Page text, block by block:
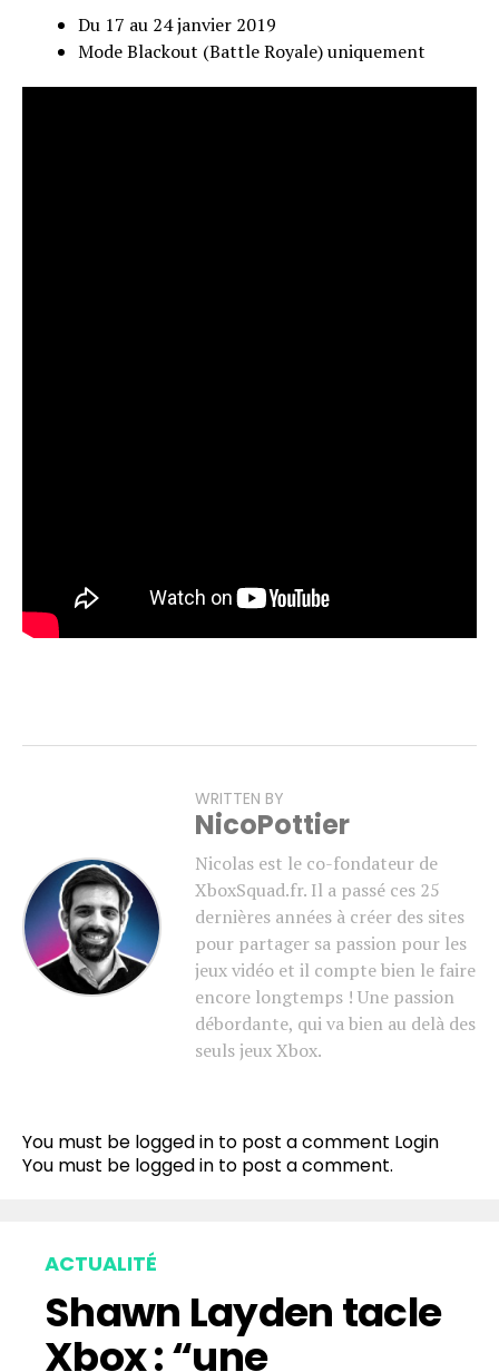
Du 17 au 24 janvier 2019
Mode Blackout (Battle Royale) uniquement
WRITTEN BY
NicoPottier
Nicolas est le co-fondateur de
XboxSquad.fr. Il a passé ces 25
dernières années à créer des sites
pour partager sa passion pour les
jeux vidéo et il compte bien le faire
encore longtemps ! Une passion
débordante, qui va bien au delà des
seuls jeux Xbox.
You must be logged in to post a comment Login
You must be logged in to post a comment.
ACTUALITÉ
Shawn Layden tacle
Xbox : “une
Pinterest